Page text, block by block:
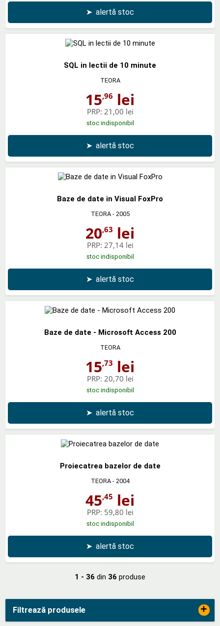
Filtrează produsele +
➤ alertă stoc
SQL in lectii de 10 minute
TEORA
15,96 lei
PRP: 21,00 lei
stoc indisponibil
➤ alertă stoc
Baze de date in Visual FoxPro
TEORA- 2005
20,63 lei
PRP: 27,14 lei
stoc indisponibil
➤ alertă stoc
Baze de date - Microsoft Access 200
TEORA
15,73 lei
PRP: 20,70 lei
stoc indisponibil
➤ alertă stoc
Proiecatrea bazelor de date
TEORA- 2004
45,45 lei
PRP: 59,80 lei
stoc indisponibil
➤ alertă stoc
1 - 36 din 36 produse